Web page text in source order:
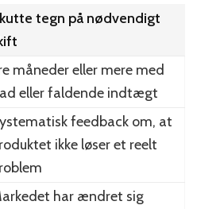
tegn på nødvendigt
måneder eller mere med
eller faldende indtægt
feedback om, at
ikke løser et reelt
har ændret sig